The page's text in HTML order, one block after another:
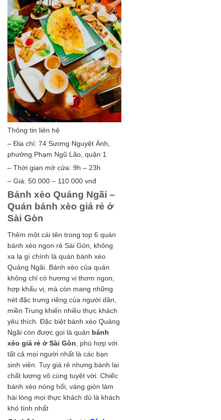
Thông tin liên hệ
– Địa chỉ: 74 Sương Nguyệt Ánh,
phường Phạm Ngũ Lão, quận 1
– Thời gian mở cửa: 9h – 23h
– Giá: 50.000 – 110.000 vnđ
Bánh xèo Quảng Ngãi –
Quán bánh xèo giá rẻ ở
Sài Gòn
Thêm một cái tên trong top 6 quán
bánh xèo ngon rẻ Sài Gòn, không
xa lạ gì chính là quán bánh xèo
Quảng Ngãi. Bánh xèo của quán
không chỉ có hương vị thơm ngon,
hợp khẩu vị, mà còn mang những
nét đặc trưng riêng của người dân,
miền Trung khiến nhiều thực khách
yêu thích. Đặc biệt bánh xèo Quảng
Ngãi còn được gọi là quán bánh
xèo giá rẻ ở Sài Gòn , phù hợp với
tất cả mọi người nhất là các bạn
sinh viên. Tuy giá rẻ nhưng bánh lại
chất lượng vô cùng tuyệt vời. Chiếc
bánh xèo nóng hổi, vàng giòn làm
hài lòng mọi thực khách dù là khách
khó tính nhất